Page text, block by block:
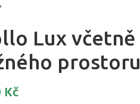
Lux včetně
prostoru
Kč